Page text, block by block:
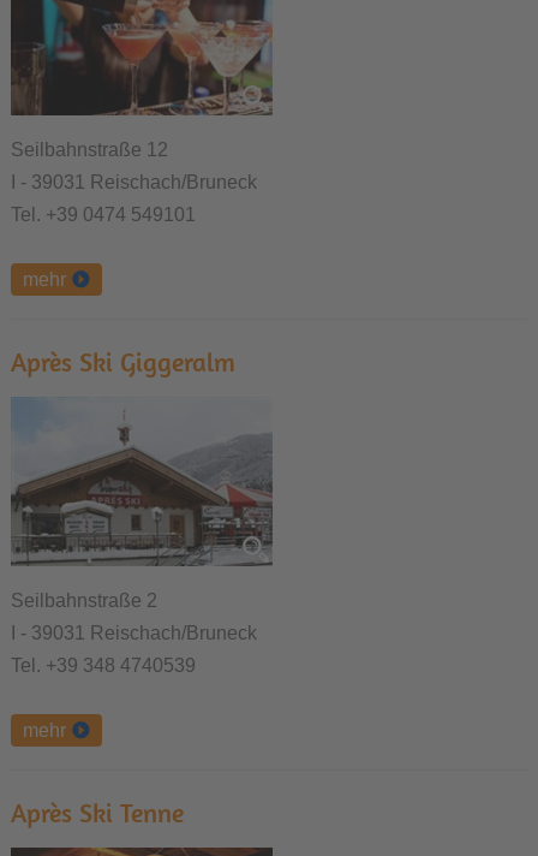
Seilbahnstraße 12
I - 39031 Reischach/Bruneck
Tel. +39 0474 549101
mehr
Après Ski Giggeralm
Seilbahnstraße 2
I - 39031 Reischach/Bruneck
Tel. +39 348 4740539
mehr
Après Ski Tenne